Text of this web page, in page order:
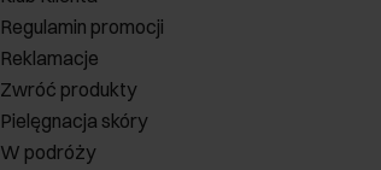
Regulamin promocji
Reklamacje
Zwróć produkty
Pielęgnacja skóry
W podróży